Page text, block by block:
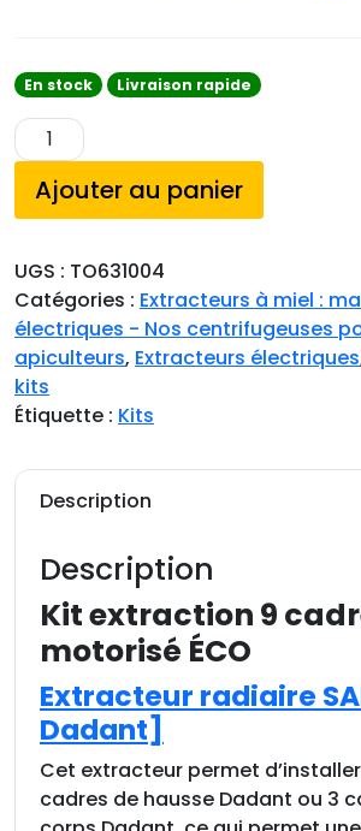
En stock Livraison rapide
q
u
n
i
t
é
d
e
K
t
Ajouter au panier
UGS : TO631004
Catégories : Extracteurs à miel :
électriques - Nos centrifugeuses
apiculteurs, Extracteurs électriques
kits
Étiquette : Kits
Description
Description
Kit extraction 9
motorisé ÉCO
Extracteur radiaire
Dadant]
Cet extracteur permet d’installer
cadres de hausse Dadant ou 3